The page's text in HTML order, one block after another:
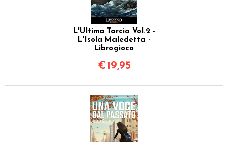
L'Ultima Torcia Vol.2 -
L'Isola Maledetta -
Librogioco
€ 19,95